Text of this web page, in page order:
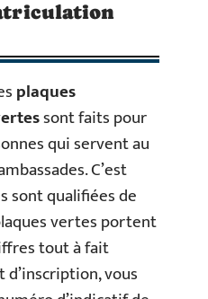
plaques
sont faits pour
qui servent au
C’est
sont qualifiées de
vertes portent
tout à fait
vous